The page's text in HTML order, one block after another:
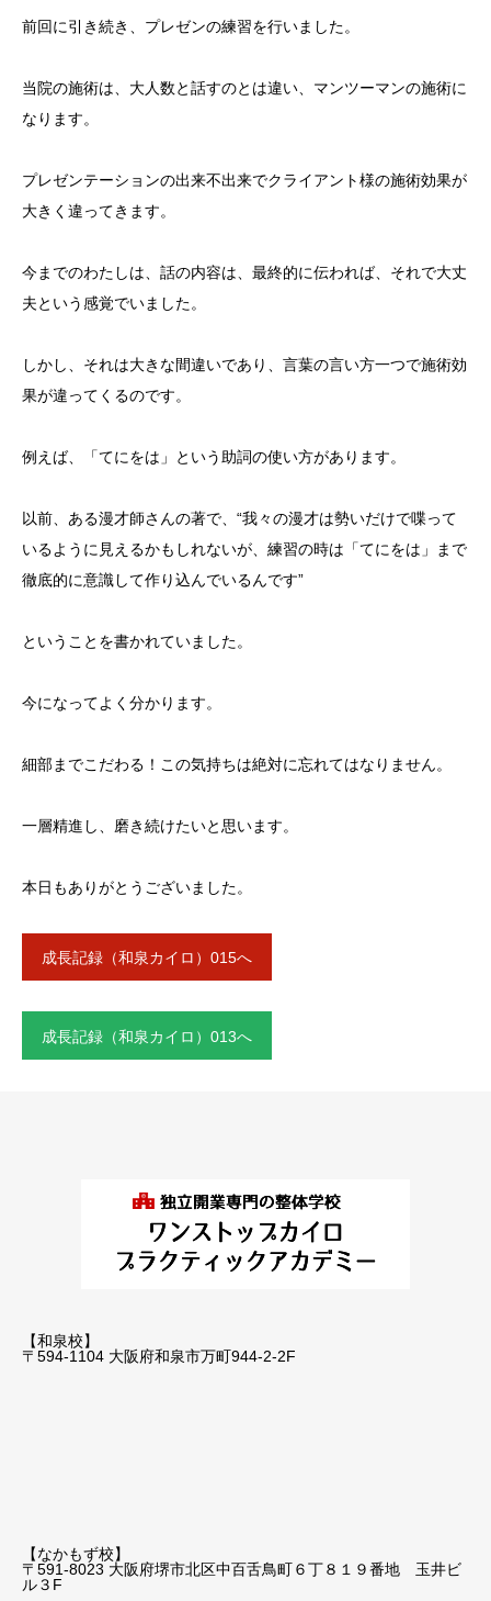
前回に引き続き、プレゼンの練習を行いました。
当院の施術は、大人数と話すのとは違い、マンツーマンの施術に
なります。
プレゼンテーションの出来不出来でクライアント様の施術効果が
大きく違ってきます。
今までのわたしは、話の内容は、最終的に伝われば、それで大丈
夫という感覚でいました。
しかし、それは大きな間違いであり、言葉の言い方一つで施術効
果が違ってくるのです。
例えば、「てにをは」という助詞の使い方があります。
以前、ある漫才師さんの著で、 “我々の漫才は勢いだけで喋って
いるように見えるかもしれないが、練習の時は「てにをは」まで
徹底的に意識して作り込んでいるんです”
ということを書かれていました。
今になってよく分かります。
細部までこだわる！この気持ちは絶対に忘れてはなりません。
一層精進し、磨き続けたいと思います。
本日もありがとうございました。
成長記録（和泉カイロ）015へ
成長記録（和泉カイロ）013へ
【和泉校】
〒594-1104 大阪府和泉市万町944-2-2F
【なかもず校】
〒591-8023 大阪府堺市北区中百舌鳥町６丁８１９番地 玉井ビ
ル３F